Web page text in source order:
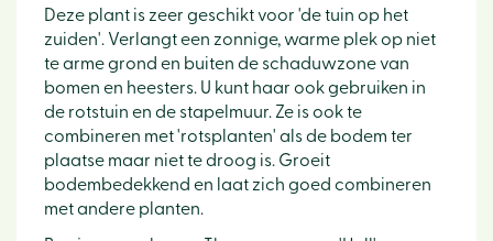
Deze plant is zeer geschikt voor 'de tuin op het
zuiden'. Verlangt een zonnige, warme plek op niet
te arme grond en buiten de schaduwzone van
bomen en heesters. U kunt haar ook gebruiken in
de rotstuin en de stapelmuur. Ze is ook te
combineren met 'rotsplanten' als de bodem ter
plaatse maar niet te droog is. Groeit
bodembedekkend en laat zich goed combineren
met andere planten.